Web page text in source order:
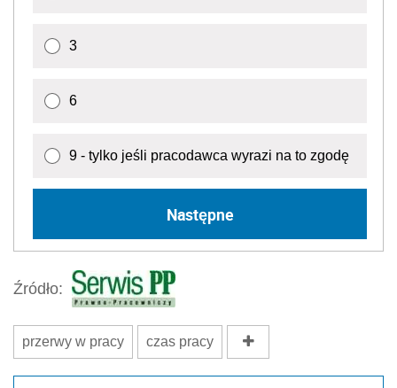
3
6
9 - tylko jeśli pracodawca wyrazi na to zgodę
Następne
Źródło:
przerwy w pracy czas pracy